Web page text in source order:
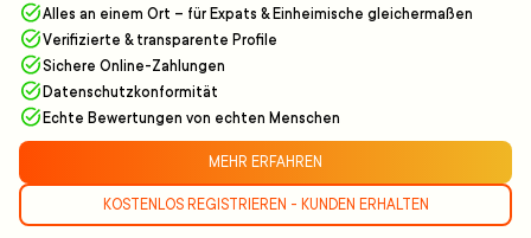
Alles an einem Ort – für Expats & Einheimische gleichermaßen
Verifizierte & transparente Profile
Sichere Online-Zahlungen
Datenschutzkonformität
Echte Bewertungen von echten Menschen
MEHR ERFAHREN
KOSTENLOS REGISTRIEREN - KUNDEN ERHALTEN